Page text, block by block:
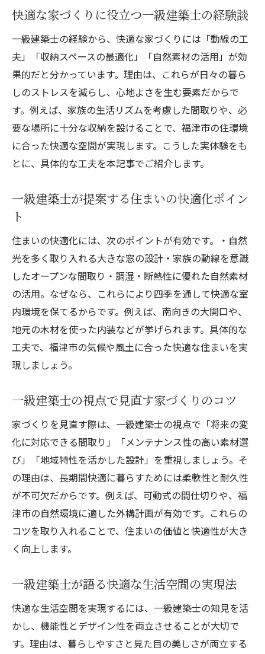
一級建築士の工夫で家族が集う快適空間へ
一級建築士の視点で見直す間取りの作り方
一級建築士が提案する使いやすい住空間
家族の暮らしを快適にする一級建築士の間
取り
動線の工夫で快適な家を実現する方法
一級建築士が推奨する快適な動線の考え方
一級建築士の動線設計で家事も楽になる
ト
一級建築士と考える家族に優しい動線計画
動線の工夫で一級建築士が提案する快適生
活
健康と快適さを両立させる設計ポイント
一級建築士が実践する健康住宅の設計術
快適さと健康を意識した一級建築士の視点
一級建築士が配慮する空気や光の設計ポイ
健康と快適が両立する一級建築士の提案
一級建築士の知恵で健康的な住まいづくり
快適さと健康を叶える一級建築士の設計例
毎日が楽しくなる快適空間のつくり方
一級建築士が考える毎日快適な空間設計
快適空間へ導く一級建築士の工夫とは
一級建築士が叶える家族が集う楽しい家
一級建築士が提案する暮らしの快適空間
一級建築士と楽しむ快適な毎日の過ごし方
一級建築士と叶える理想の住環境とは
一級建築士が描く理想の住環境の特徴
快適な住環境を一級建築士と一緒に作る
快適な家づくりに役立つ一級建築士の経験談
一級建築士の経験から、快適な家づくりには「動線の工
夫」「収納スペースの最適化」「自然素材の活用」が効
果的だと分かっています。理由は、これらが日々の暮ら
しのストレスを減らし、心地よさを生む要素だからで
す。例えば、家族の生活リズムを考慮した間取りや、必
要な場所に十分な収納を設けることで、福津市の住環境
に合った快適な空間が実現します。こうした実体験をも
とに、具体的な工夫を本記事でご紹介します。
一級建築士が提案する住まいの快適化ポイン
ト
住まいの快適化には、次のポイントが有効です。・自然
光を多く取り入れる大きな窓の設計・家族の動線を意識
したオープンな間取り・調湿・断熱性に優れた自然素材
の活用。なぜなら、これらにより四季を通して快適な室
内環境を保てるからです。例えば、南向きの大開口や、
地元の木材を使った内装などが挙げられます。具体的な
工夫で、福津市の気候や風土に合った快適な住まいを実
現しましょう。
一級建築士の視点で見直す家づくりのコツ
家づくりを見直す際は、一級建築士の視点で「将来の変
化に対応できる間取り」「メンテナンス性の高い素材選
び」「地域特性を活かした設計」を重視しましょう。そ
の理由は、長期間快適に暮らすためには柔軟性と耐久性
が不可欠だからです。例えば、可動式の間仕切りや、福
津市の自然環境に適した外構計画が有効です。これらの
コツを取り入れることで、住まいの価値と快適性が大き
く向上します。
一級建築士が語る快適な生活空間の実現法
快適な生活空間を実現するには、一級建築士の知見を活
かし、機能性とデザイン性を両立させることが大切で
す。理由は、暮らしやすさと見た目の美しさが両立する